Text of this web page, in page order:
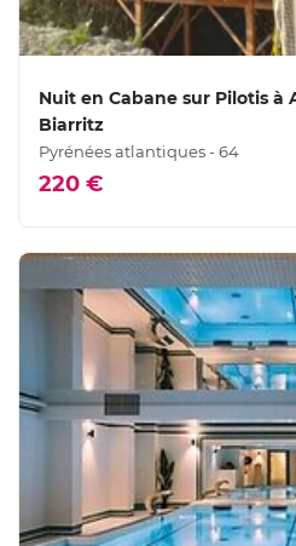
Nuit en Cabane sur Pilotis à
Biarritz
Pyrénées atlantiques - 64
220 €